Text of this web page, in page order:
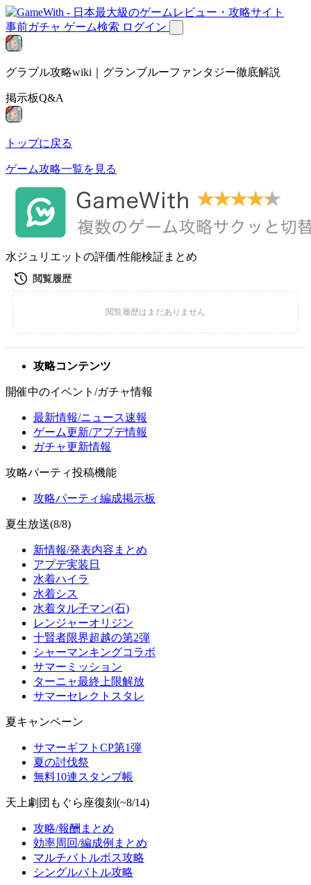
事前ガチャ ゲーム検索 ログイン
グラブル攻略wiki｜グランブルーファンタジー徹底解説
掲示板Q&A
トップに戻る
ゲーム攻略一覧を見る
水ジュリエットの評価/性能検証まとめ
攻略コンテンツ
開催中のイベント/ガチャ情報
最新情報/ニュース速報
ゲーム更新/アプデ情報
ガチャ更新情報
攻略パーティ投稿機能
攻略パーティ編成掲示板
夏生放送(8/8)
新情報/発表内容まとめ
アプデ実装日
水着ハイラ
水着シス
水着タル子マン(石)
レンジャーオリジン
十賢者限界超越の第2弾
シャーマンキングコラボ
サマーミッション
ターニャ最終上限解放
サマーセレクトスタレ
夏キャンペーン
サマーギフトCP第1弾
夏の討伐祭
無料10連スタンプ帳
天上劇団もぐら座復刻(~8/14)
攻略/報酬まとめ
効率周回/編成例まとめ
マルチバトルボス攻略
シングルバトル攻略